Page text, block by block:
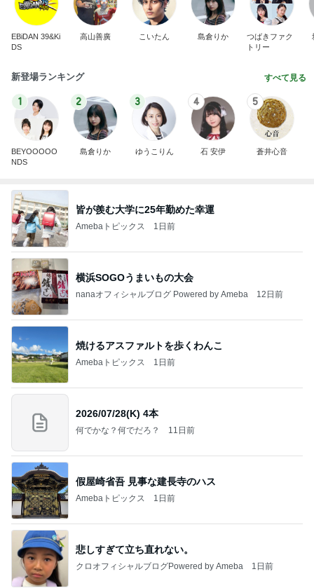
EBiDAN 39&Ki
DS
高山善廣 こいたん 島倉りか
つばきファク
トリー
新登場ランキング すべて見る
1
BEYOOOOO
NDS
2
島倉りか
3
ゆうこりん
4
石 安伊
5
蒼井心音
皆が羨む大学に25年勤めた幸運
Amebaトピックス 1日前
横浜SOGOうまいもの大会
nanaオフィシャルブログ Powered by Ameba 12日前
焼けるアスファルトを歩くわんこ
Amebaトピックス 1日前
2026/07/28(K) 4本
何でかな？何でだろ？ 11日前
假屋崎省吾 見事な建長寺のハス
Amebaトピックス 1日前
悲しすぎて立ち直れない。
クロオフィシャルブログPowered by Ameba 1日前